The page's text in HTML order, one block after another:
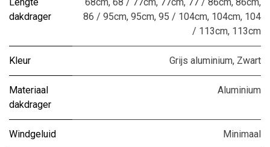
dakdrager
86 / 95cm, 95cm, 95 / 104cm, 104cm, 104
/ 113cm, 113cm
Kleur Grijs aluminium, Zwart
Materiaal
dakdrager
Aluminium
Windgeluid Minimaal